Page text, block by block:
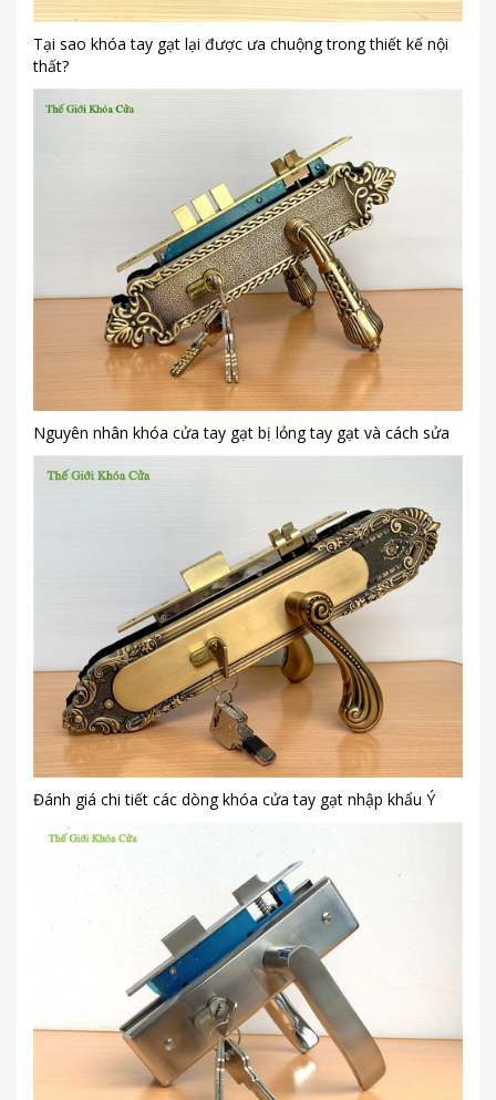
Tại sao khóa tay gạt lại được ưa chuộng trong thiết kế nội
thất?
Nguyên nhân khóa cửa tay gạt bị lỏng tay gạt và cách sửa
Đánh giá chi tiết các dòng khóa cửa tay gạt nhập khẩu Ý